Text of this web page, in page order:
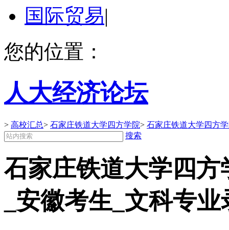
国际贸易|
您的位置：
人大经济论坛
> 高校汇总> 石家庄铁道大学四方学院> 石家庄铁道大学四方
搜索
石家庄铁道大学四方
_安徽考生_文科专